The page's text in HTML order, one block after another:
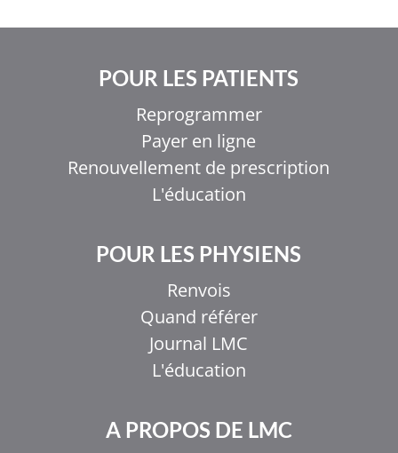
POUR LES PATIENTS
Reprogrammer
Payer en ligne
Renouvellement de prescription
L'éducation
POUR LES PHYSIENS
Renvois
Quand référer
Journal LMC
L'éducation
A PROPOS DE LMC